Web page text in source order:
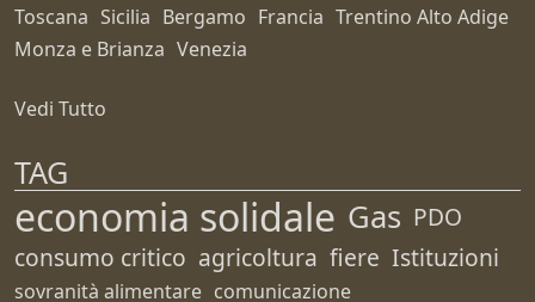
Toscana Sicilia Bergamo Francia Trentino Alto Adige
Monza e Brianza Venezia
Vedi Tutto
TAG
economia solidale Gas PDO
consumo critico agricoltura fiere Istituzioni
sovranità alimentare comunicazione